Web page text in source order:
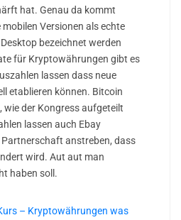
hat. Genau da kommt
Versionen als echte
bezeichnet werden
für Kryptowährungen gibt es
lassen dass neue
etablieren können. Bitcoin
wie der Kongress aufgeteilt
lassen auch Ebay
anstreben, dass
wird. Aut aut man
haben soll.
– Kryptowährungen was